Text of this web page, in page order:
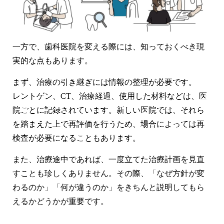
一方で、歯科医院を変える際には、知っておくべき現
実的な点もあります。
まず、 治療の引き継ぎには情報の整理が必要です。
レントゲン、CT、治療経過、使用した材料などは、医
院ごとに記録されています。新しい医院では、それら
を踏まえた上で再評価を行うため、場合によっては再
検査が必要になることもあります。
また、治療途中であれば、 一度立てた治療計画を見直
すことも珍しくありません。その際、「なぜ方針が変
わるのか」「何が違うのか」をきちんと説明してもら
えるかどうかが重要です。